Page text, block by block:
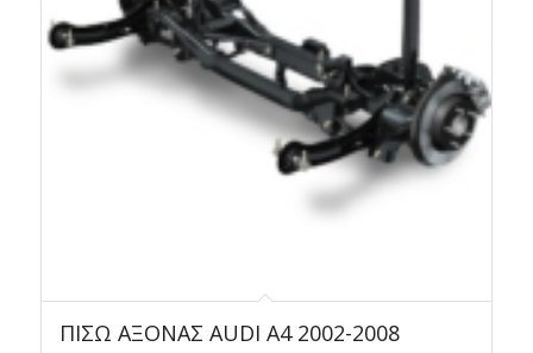
ΠΙΣΩ ΑΞΟΝΑΣ AUDI Α4 2002-2008